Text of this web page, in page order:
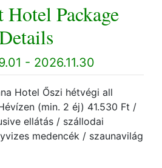
Package
- 2026.11.30
Hotel Őszi hétvégi all
(min. 2 éj) 41.530 Ft /
ellátás / szállodai
medencék / szaunavilág